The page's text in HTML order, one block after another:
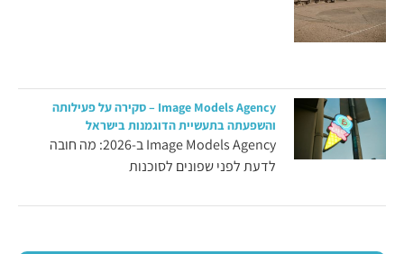
Image Models Agency – סקירה על פעילותה
והשפעתה בתעשיית הדוגמנות בישראל
Image Models Agency ב-2026: מה חובה
לדעת לפני שפונים לסוכנות